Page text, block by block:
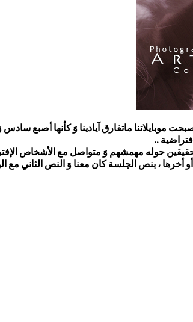
موبايلاتنا ماتفارق آيادينا وَ كأنها أصبع
..
حوله مهمشهم وَ متواصل مع الأشخاص
، بنص الجلسة كان معنا وَ النص الثاني مع